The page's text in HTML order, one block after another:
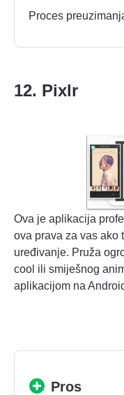
Proces
12. Pixlr
Ova je aplikacija
ova prava za vas ako
uređivanje. Pruža
cool ili smiješnog
aplikacijom na
Pros